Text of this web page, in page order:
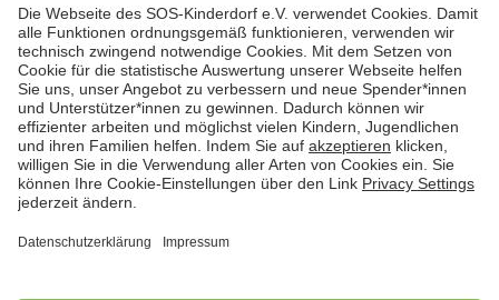
Ausbilderin (m/w/d) im Bereich
Nahrungszubereitung
in Vollzeit (38,5 Std./Wo.), SOS-Kinderdorf
Saarbrücken, Saarbrücken
Hauswirtschaftskraft (m/w/d)
in Teilzeit (mind. 20 - max. 30 Std./.Wo.), SOS-